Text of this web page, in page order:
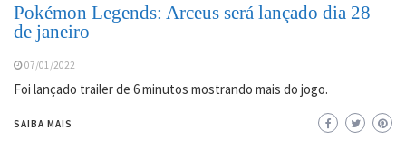
Pokémon Legends: Arceus será lançado dia 28
de janeiro
07/01/2022
Foi lançado trailer de 6 minutos mostrando mais do jogo.
SAIBA MAIS